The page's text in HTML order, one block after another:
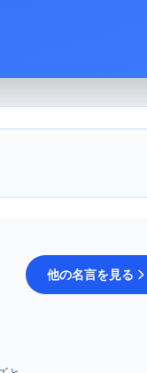
他の名言を見る